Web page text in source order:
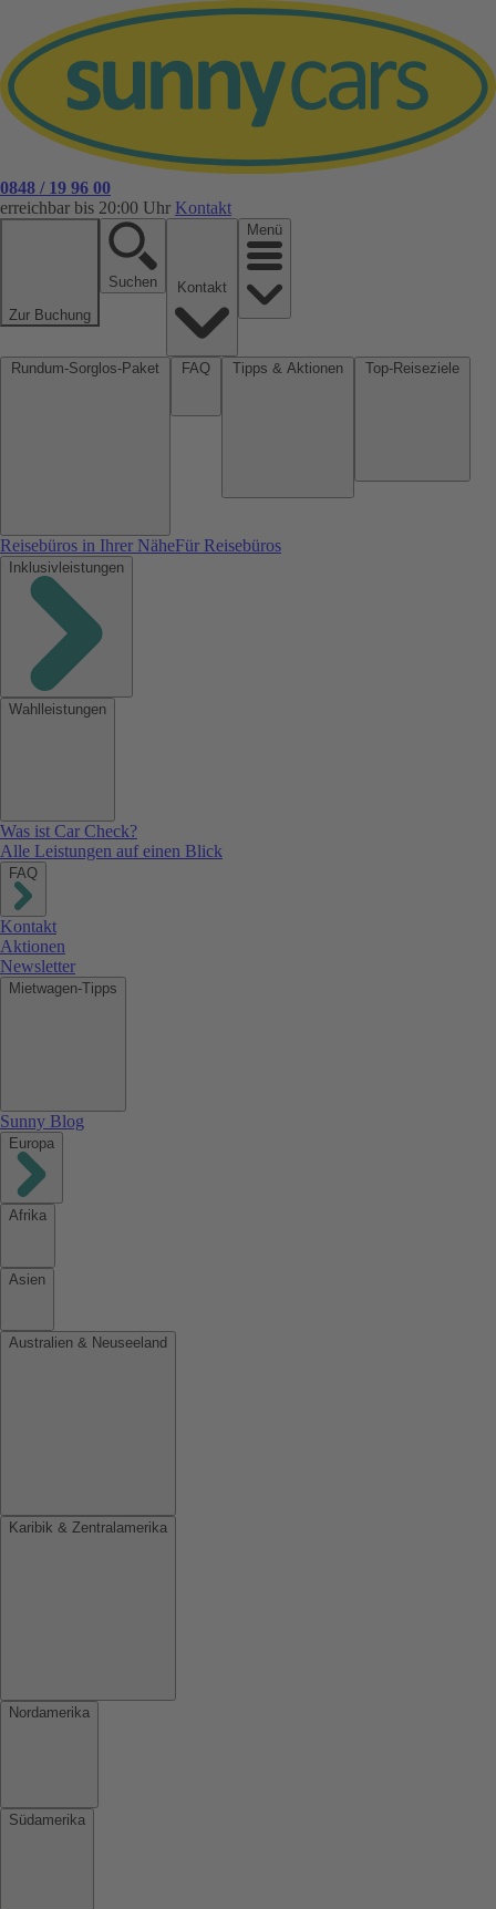
0848 / 19 96 00
erreichbar bis 20:00 Uhr Kontakt
Zur Buchung
Suchen
Menü
Reisebüros in Ihrer NäheFür Reisebüros
Inklusivleistungen
Wahlleistungen
Was ist Car Check?
Alle Leistungen auf einen Blick
FAQ
Kontakt
Aktionen
Newsletter
Mietwagen-Tipps
Sunny Blog
Europa
Afrika
Asien
Australien & Neuseeland
Karibik & Zentralamerika
Nordamerika
Südamerika